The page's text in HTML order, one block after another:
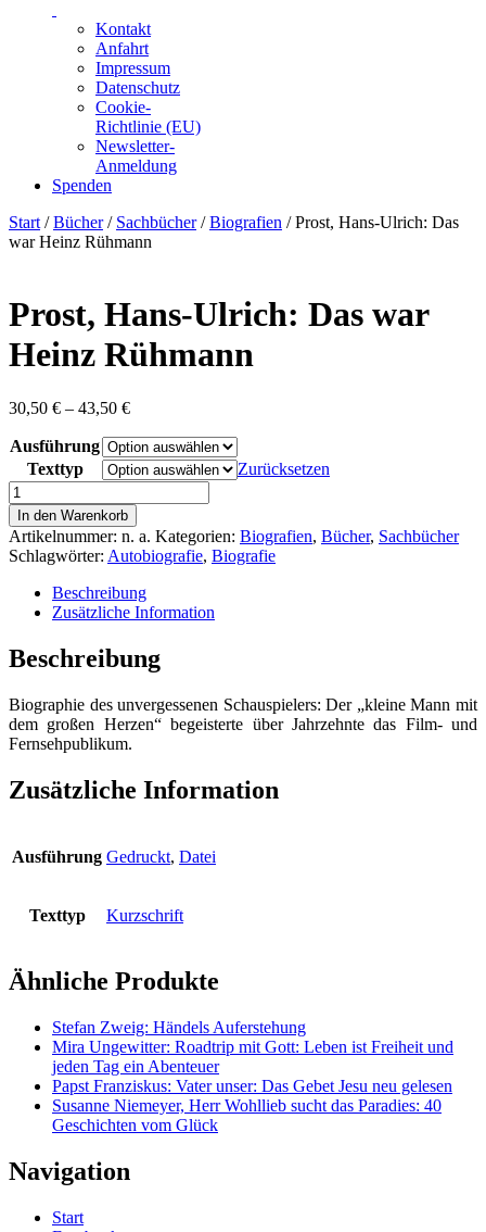
Kontakt
Anfahrt
Impressum
Datenschutz
Cookie-
Richtlinie (EU)
Newsletter-
Anmeldung
Spenden
Skip
to
Start /Bücher/ Sachbücher/Biografien / Prost, Hans-Ulrich: Das
war Heinz Rühmann
Prost, Hans-Ulrich: Das war
Heinz Rühmann
30,50 € – 43,50 €Preisspanne:
bis
43,50 €
Ausführung
Texttyp
Zurücksetzen
Prost,
Hans-
Ulrich:
Das
war
Heinz
Rühmann
Menge
In den Warenkorb
Artikelnummer: n. a. Kategorien: Biografien, Bücher, Sachbücher
Schlagwörter: Autobiografie, Biografie
Beschreibung
Zusätzliche Information
Beschreibung
Biographie des unvergessenen Schauspielers: Der „kleine Mann mit
dem großen Herzen“ begeisterte über Jahrzehnte das Film- und
Fernsehpublikum.
Zusätzliche Information
Ausführung Gedruckt, Datei
Texttyp Kurzschrift
Ähnliche Produkte
Stefan Zweig: Händels Auferstehung
Mira Ungewitter: Roadtrip mit Gott: Leben ist Freiheit und
jeden Tag ein Abenteuer
Papst Franziskus: Vater unser: Das Gebet Jesu neu gelesen
Susanne Niemeyer, Herr Wohllieb sucht das Paradies: 40
Geschichten vom Glück
Navigation
Start